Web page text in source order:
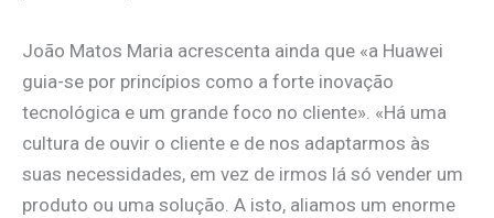
João Matos Maria acrescenta ainda que «a Huawei
guia-se por princípios como a forte inovação
tecnológica e um grande foco no cliente». «Há uma
cultura de ouvir o cliente e de nos adaptarmos às
suas necessidades, em vez de irmos lá só vender um
produto ou uma solução. A isto, aliamos um enorme